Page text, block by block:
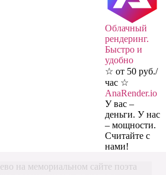
Облачный
рендеринг.
Быстро и
удобно
☆ от 50 руб./
час ☆
AnaRender.io
У вас –
деньги. У нас
– мощности.
Считайте с
нами!
на мемориальном сайте поэта